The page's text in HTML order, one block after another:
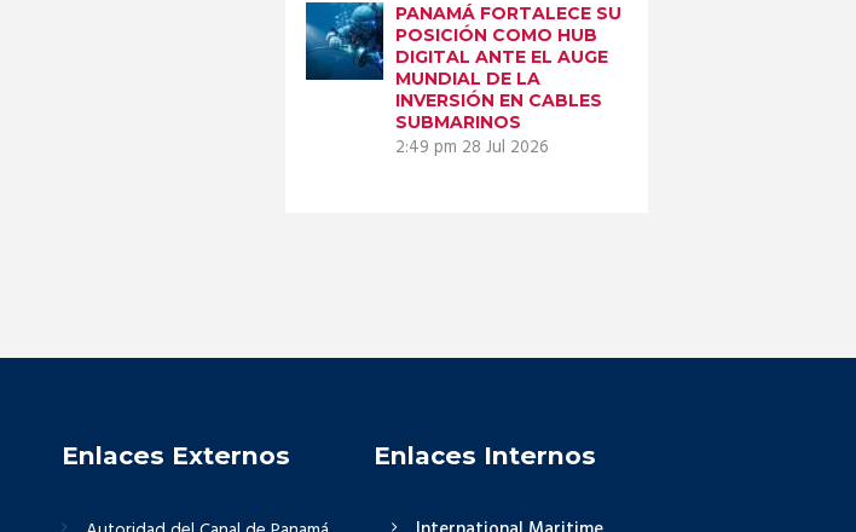
PANAMÁ FORTALECE SU
POSICIÓN COMO HUB
DIGITAL ANTE EL AUGE
MUNDIAL DE LA
INVERSIÓN EN CABLES
SUBMARINOS
2:49 pm 28 Jul 2026
Enlaces Externos Enlaces Internos